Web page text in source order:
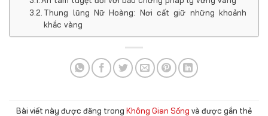
Thung lũng Nữ Hoàng: Nơi cất giữ những khoảnh
khắc vàng
Bài viết này được đăng trong Không Gian Sống và được gắn thẻ